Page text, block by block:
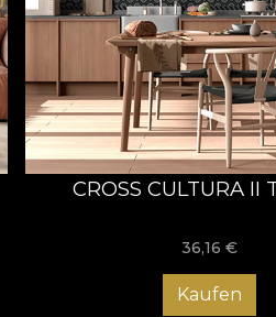
CROSS CULTURA II
36,16 €
Kaufen